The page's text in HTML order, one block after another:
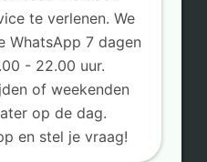
te verlenen. We
WhatsApp 7 dagen
- 22.00 uur.
of weekenden
op de dag.
en stel je vraag!